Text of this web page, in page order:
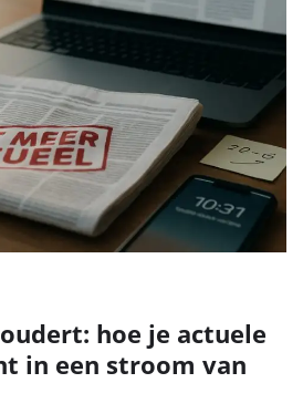
hoe je actuele
in een stroom van